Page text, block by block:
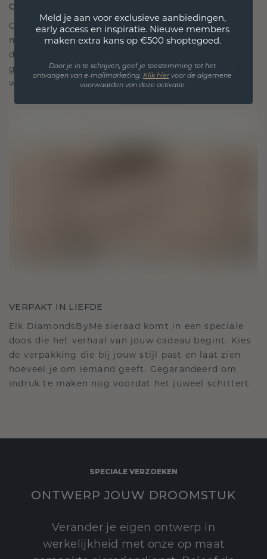
ONTWORPEN VOOR VERBINDING
Onze ontwerpfilosofie is gericht op verbinding,
met elk stuk ontworpen om de tand des tijds te
doorstaan. Het wordt jouw symbool van liefde en
gekoesterde momenten, bedoeld om voor altijd te
worden gedragen en gekoesterd.
VERPAKT IN LIEFDE
Elk DiamondsByMe sieraad komt in een speciale
doos die het verhaal van jouw cadeau begint. Kies
de verpakking die bij jouw stijl past en laat zien
hoeveel je om iemand geeft. Gegarandeerd om
indruk te maken nog voordat het juweel schittert.
SPECIALE VERZOEKEN
ONTWERP JOUW DROOMSTUK
Verander je eigen ontwerp in
werkelijkheid met onze op maat
Meld je aan voor exclusieve aanbiedingen,
early access en inspiratie. Nieuwe members
maken extra kans op €500 shoptegoed.
Door je in te schrijven, geef je toestemming tot het
ontvangen van e-mailmarketing. Klik hiervoor de algemene
voorwaarden van deze activatie